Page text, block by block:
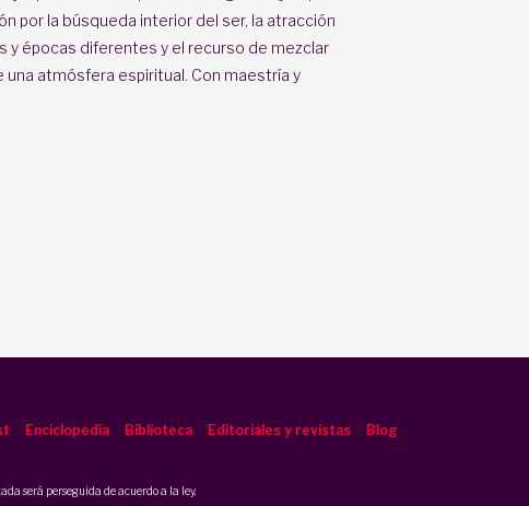
por la búsqueda interior del ser, la atracción
y épocas diferentes y el recurso de mezclar
atmósfera espiritual. Con maestría y
Enciclopedia Biblioteca Editoriales y revistas Blog
será perseguida de acuerdo a la ley.